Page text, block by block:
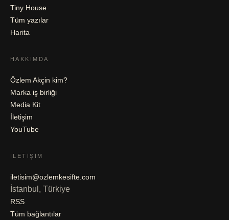
Tiny House
Tüm yazılar
Harita
HAKKIMDA
Özlem Akçin kim?
Marka iş birliği
Media Kit
İletişim
YouTube
İLETIŞIM
iletisim@ozlemkesifte.com
İstanbul, Türkiye
RSS
Tüm bağlantılar